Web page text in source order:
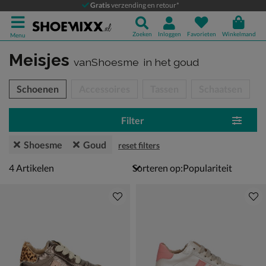
Gratisverzending en retour*
Menu Zoeken Inloggen Favorieten Winkelmand
Meisjes vanShoesme in het goud
over
Schoenen
Filter
Shoesme Goud reset filters
4 artikelen
4Artikelen Sorteren op: